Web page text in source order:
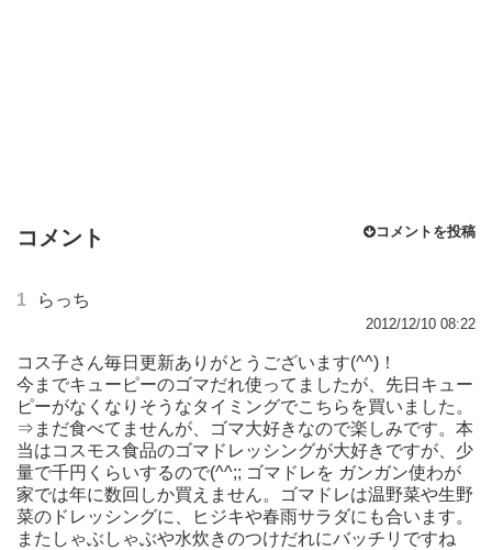
コメント コメントを投稿
1 らっち
2012/12/10 08:22
コス子さん毎日更新ありがとうございます(^^)！
今までキューピーのゴマだれ使ってましたが、先日キュー
ピーがなくなりそうなタイミングでこちらを買いました。
⇒まだ食べてませんが、ゴマ大好きなので楽しみです。本
当はコスモス食品のゴマドレッシングが大好きですが、少
量で千円くらいするので(^^;; ゴマドレを ガンガン使わが
家では年に数回しか買えません。ゴマドレは温野菜や生野
菜のドレッシングに、ヒジキや春雨サラダにも合います。
またしゃぶしゃぶや水炊きのつけだれにバッチリですね